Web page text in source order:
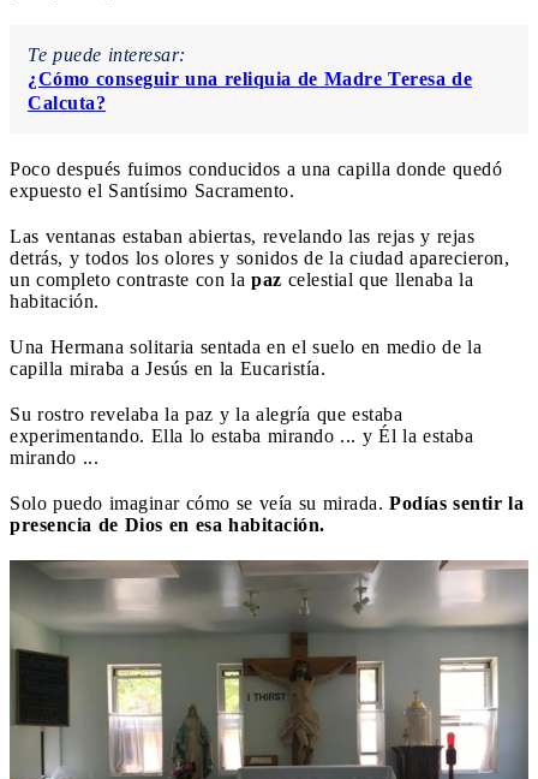
Te puede interesar:
¿Cómo conseguir una reliquia de Madre Teresa de
Calcuta?
Poco después fuimos conducidos a una capilla donde quedó
expuesto el Santísimo Sacramento.
Las ventanas estaban abiertas, revelando las rejas y rejas
detrás, y todos los olores y sonidos de la ciudad aparecieron,
un completo contraste con la paz celestial que llenaba la
habitación.
Una Hermana solitaria sentada en el suelo en medio de la
capilla miraba a Jesús en la Eucaristía.
Su rostro revelaba la paz y la alegría que estaba
experimentando. Ella lo estaba mirando ... y Él la estaba
mirando ...
Solo puedo imaginar cómo se veía su mirada. Podías sentir la
presencia de Dios en esa habitación.